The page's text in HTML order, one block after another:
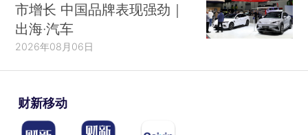
市增长 中国品牌表现强劲｜
出海·汽车
2026年08月06日
财新移动